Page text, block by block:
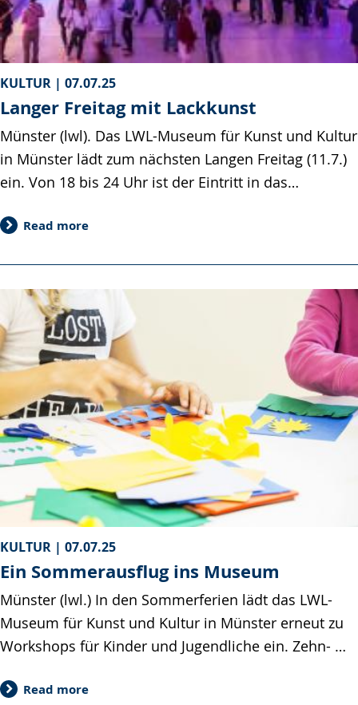
KULTUR | 07.07.25
Langer Freitag mit Lackkunst
Münster (lwl). Das LWL-Museum für Kunst und Kultur
in Münster lädt zum nächsten Langen Freitag (11.7.)
ein. Von 18 bis 24 Uhr ist der Eintritt in das…
Read more
KULTUR | 07.07.25
Ein Sommerausflug ins Museum
Münster (lwl.) In den Sommerferien lädt das LWL-
Museum für Kunst und Kultur in Münster erneut zu
Workshops für Kinder und Jugendliche ein. Zehn- …
Read more